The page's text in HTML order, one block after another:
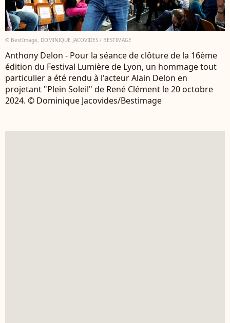
© BestImage, DOMINIQUE JACOVIDES / BESTIMAGE
Anthony Delon - Pour la séance de clôture de la 16ème
édition du Festival Lumière de Lyon, un hommage tout
particulier a été rendu à l'acteur Alain Delon en
projetant "Plein Soleil" de René Clément le 20 octobre
2024. © Dominique Jacovides/Bestimage